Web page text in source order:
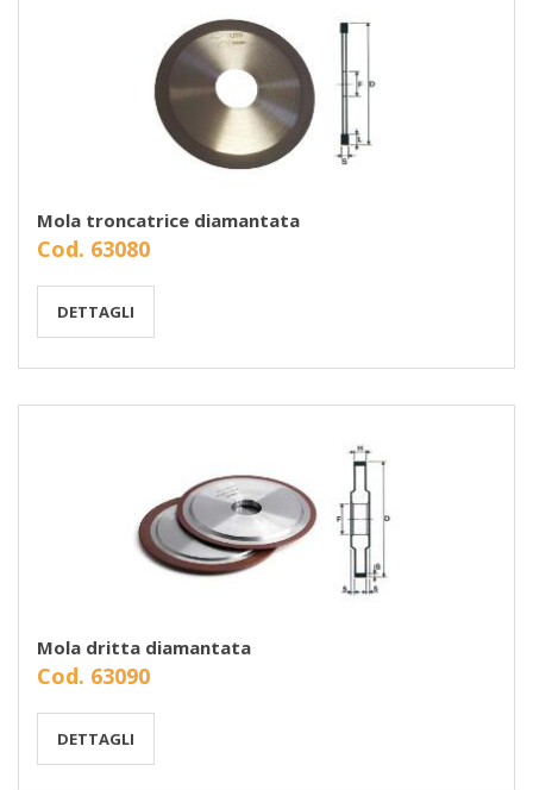
Mola troncatrice diamantata
Cod. 63080
DETTAGLI
Mola dritta diamantata
Cod. 63090
DETTAGLI